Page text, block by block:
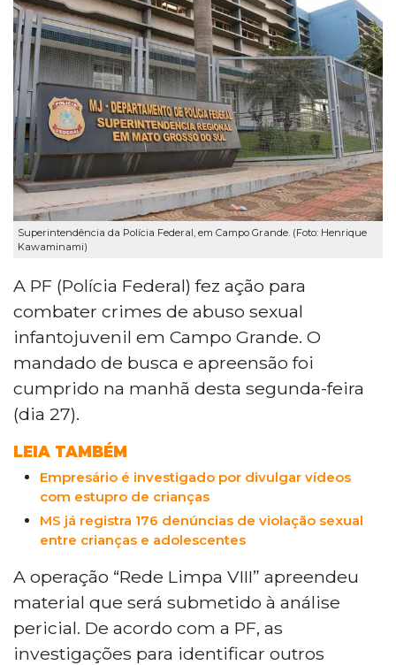
Superintendência da Polícia Federal, em Campo Grande. (Foto: Henrique
Kawaminami)
A PF (Polícia Federal) fez ação para
combater crimes de abuso sexual
infantojuvenil em Campo Grande. O
mandado de busca e apreensão foi
cumprido na manhã desta segunda-feira
(dia 27).
LEIA TAMBÉM
Empresário é investigado por divulgar vídeos
com estupro de crianças
MS já registra 176 denúncias de violação sexual
entre crianças e adolescentes
A operação “Rede Limpa VIII” apreendeu
material que será submetido à análise
pericial. De acordo com a PF, as
investigações para identificar outros